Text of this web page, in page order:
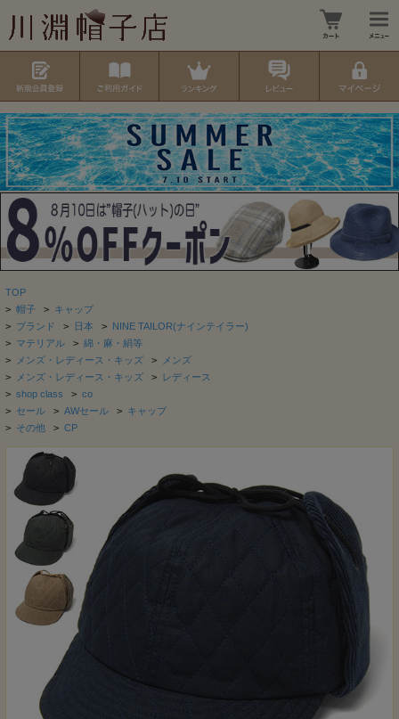
TOP
> 帽子 > キャップ
> ブランド > 日本 > NINE TAILOR(ナインテイラー)
> マテリアル > 綿・麻・絹等
> メンズ・レディース・キッズ > メンズ
> メンズ・レディース・キッズ > レディース
> shop class > co
> セール > AWセール > キャップ
> その他 > CP